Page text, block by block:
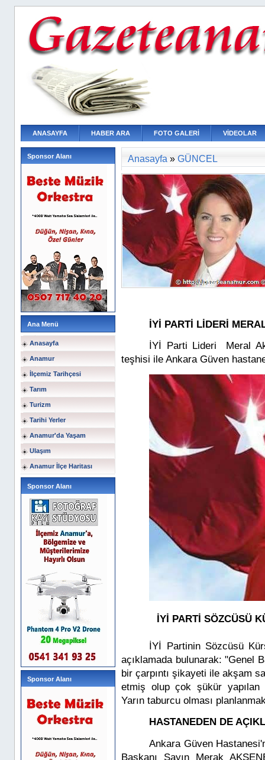
ANASAYFA HABER ARA FOTO GALERİ VİDEOLAR
Sponsor Alanı
Ana Menü
Anasayfa
Anamur
İlçemiz Tarihçesi
Tarım
Turizm
Tarihi Yerler
Anamur'da Yaşam
Ulaşım
Anamur İlçe Haritası
Sponsor Alanı
Sponsor Alanı
Anasayfa » GÜNCEL
İYİ PARTİ LİDERİ
İYİ Parti Lideri
Meral
teşhisi ile Ankara Güven
İYİ PARTİ SÖZCÜSÜ
İYİ Partinin Sözcüsü
açıklamada bulunarak: "Genel
bir çarpıntı şikayeti ile akşam
etmiş olup çok şükür
Yarın taburcu olması
HASTANEDEN DE
Ankara Güven
Başkanı Sayın Merak